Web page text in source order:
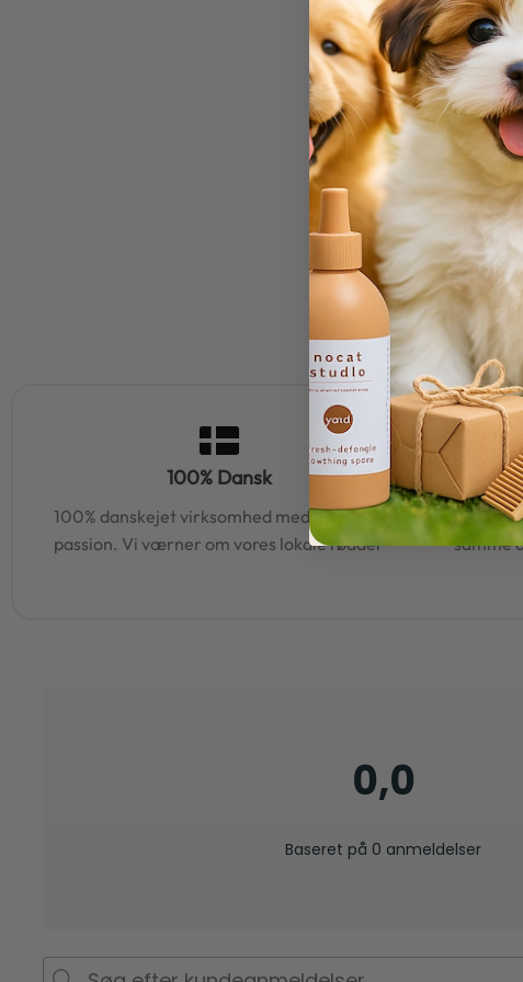
100% Dansk
100% danskejet virksomhed med hjerte og
passion. Vi værner om vores lokale rødder
95% af alle
samme
0,0
Baseret på 0 anmeldelser